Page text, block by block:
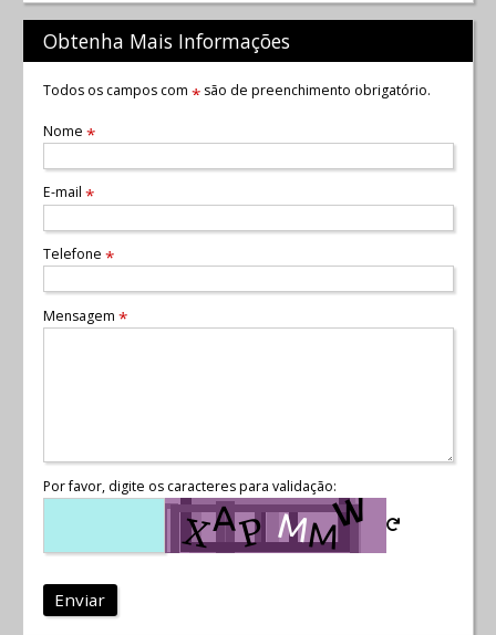
Obtenha Mais Informações
Todos os campos com *são de preenchimento obrigatório.
Nome *
E-mail *
Telefone *
Mensagem *
Por favor, digite os caracteres para validação:
Enviar